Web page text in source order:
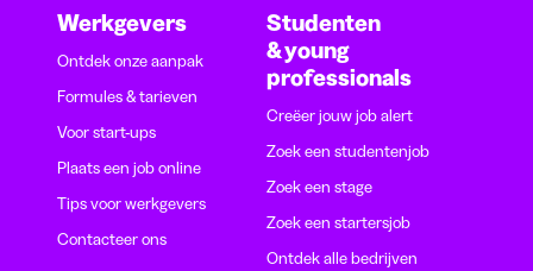
Werkgevers
Ontdek onze aanpak
Formules & tarieven
Voor start-ups
Plaats een job online
Tips voor werkgevers
Contacteer ons
Studenten
& young
professionals
Creëer jouw job alert
Zoek een studentenjob
Zoek een stage
Zoek een startersjob
Ontdek alle bedrijven